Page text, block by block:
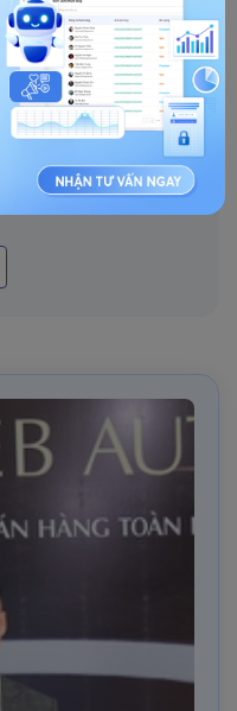
TÌM HIỂU THÊM